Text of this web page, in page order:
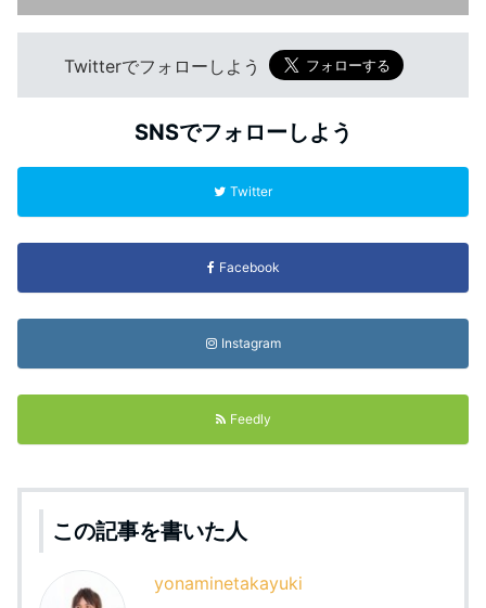
Twitterでフォローしよう
SNSでフォローしよう
Twitter
Facebook
Instagram
Feedly
この記事を書いた人
yonaminetakayuki